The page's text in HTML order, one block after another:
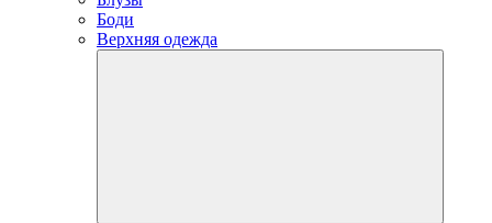
Боди
Верхняя одежда